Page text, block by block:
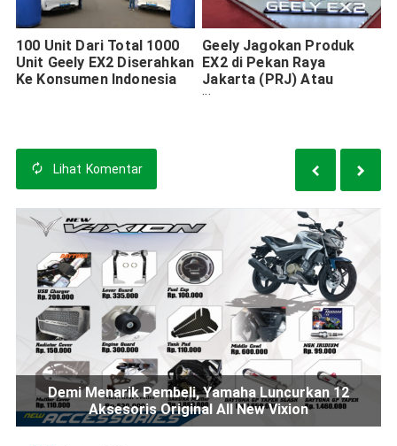
100 Unit Dari Total 1000
Unit Geely EX2 Diserahkan
Ke Konsumen Indonesia
Geely Jagokan Produk
EX2 di Pekan Raya
Jakarta (PRJ) Atau
Jakarta Fair 2026
Lihat Komentar
Demi Menarik Pembeli, Yamaha Luncurkan 12
Aksesoris Original All New Vixion